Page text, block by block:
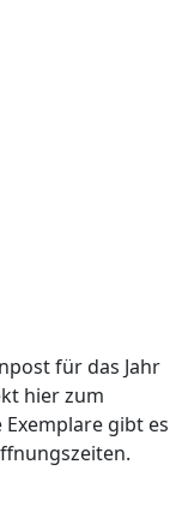
für das Jahr
hier zum
gibt es